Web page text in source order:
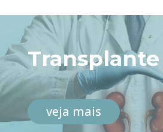
veja mais